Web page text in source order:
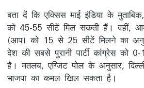
बता दें कि एक्सिस माई इंडिया के
को 45-55 सीटें मिल सकती हैं। वहीं,
(आप) को 15 से 25 सीटें मिलने का
देश की सबसे पुरानी पार्टी कांग्रेस को
है। मतलब, एग्जिट पोल के अनुसार,
भाजपा का कमल खिल सकता है।